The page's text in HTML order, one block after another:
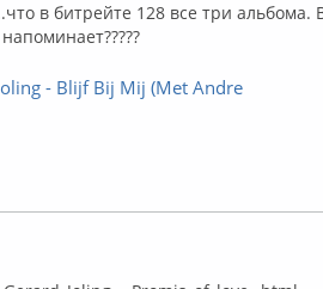
в битрейте 128 все три альбома.
- Blijf Bij Mij (Met Andre